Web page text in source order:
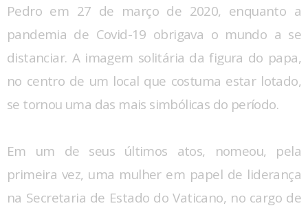
Pedro em 27 de março de 2020, enquanto a
pandemia de Covid-19 obrigava o mundo a se
distanciar. A imagem solitária da figura do papa,
no centro de um local que costuma estar lotado,
se tornou uma das mais simbólicas do período.
Em um de seus últimos atos, nomeou, pela
primeira vez, uma mulher em papel de liderança
na Secretaria de Estado do Vaticano, no cargo de